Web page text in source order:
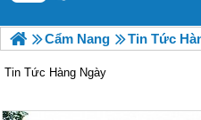
Cẩm Nang Tin Tức
Tin Tức Hàng Ngày